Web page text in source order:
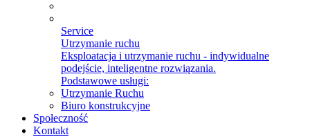
Service
Utrzymanie ruchu
Eksploatacja i utrzymanie ruchu - indywidualne
podejście, inteligentne rozwiązania.
Podstawowe usługi:
Utrzymanie Ruchu
Biuro konstrukcyjne
Społeczność
Kontakt